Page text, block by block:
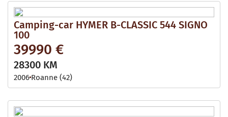
Camping-car HYMER B-CLASSIC 544 SIGNO
100
39990 €
28300 KM
2006 Roanne (42)